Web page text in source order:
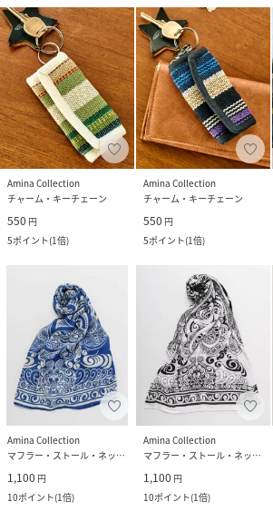
Amina Collection
チャーム・キーチェーン
550 円
5ポイント(1倍)
Amina Collection
チャーム・キーチェーン
550 円
5ポイント(1倍)
Amina Collection
マフラー・ストール・ネックウォーマー
1,100 円
10ポイント(1倍)
Amina Collection
マフラー・ストール・ネックウォーマー
1,100 円
10ポイント(1倍)